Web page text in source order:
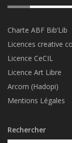
Charte ABF Bib’Lib
Licences creative
Licence CeCIL
Licence Art Libre
Arcom (Hadopi)
Mentions Légales
Rechercher